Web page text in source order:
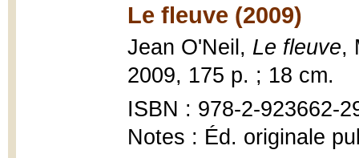
Le fleuve (2009)
Jean O'Neil, Le fleuve,
2009, 175 p. ; 18 cm.
ISBN : 978-2-923662-
Notes : Éd. originale